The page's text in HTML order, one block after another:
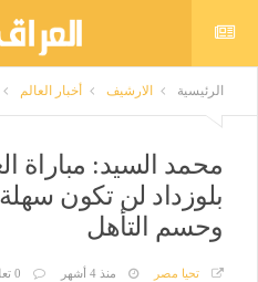
الرئيسية الارشيف أخبار العالم
محمد السيد: مباراة
بلوزداد لن تكون
وحسم التأهل
تحيا مصر منذ 4 أشهر 0 تعليق